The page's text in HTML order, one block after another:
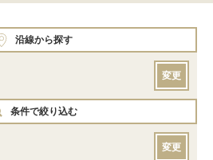
沿線から探す
変更
条件で絞り込む
変更